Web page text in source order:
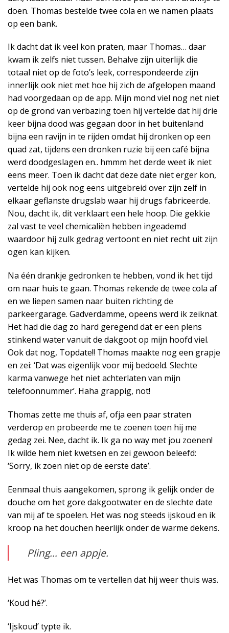
doen. Thomas bestelde twee cola en we namen plaats
op een bank.
Ik dacht dat ik veel kon praten, maar Thomas… daar
kwam ik zelfs niet tussen. Behalve zijn uiterlijk die
totaal niet op de foto’s leek, correspondeerde zijn
innerlijk ook niet met hoe hij zich de afgelopen maand
had voorgedaan op de app. Mijn mond viel nog net niet
op de grond van verbazing toen hij vertelde dat hij drie
keer bijna dood was gegaan door in het buitenland
bijna een ravijn in te rijden omdat hij dronken op een
quad zat, tijdens een dronken ruzie bij een café bijna
werd doodgeslagen en.. hmmm het derde weet ik niet
eens meer. Toen ik dacht dat deze date niet erger kon,
vertelde hij ook nog eens uitgebreid over zijn zelf in
elkaar geflanste drugslab waar hij drugs fabriceerde.
Nou, dacht ik, dit verklaart een hele hoop. Die gekkie
zal vast te veel chemicaliën hebben ingeademd
waardoor hij zulk gedrag vertoont en niet recht uit zijn
ogen kan kijken.
Na één drankje gedronken te hebben, vond ik het tijd
om naar huis te gaan. Thomas rekende de twee cola af
en we liepen samen naar buiten richting de
parkeergarage. Gadverdamme, opeens werd ik zeiknat.
Het had die dag zo hard geregend dat er een plens
stinkend water vanuit de dakgoot op mijn hoofd viel.
Ook dat nog, Topdate!! Thomas maakte nog een grapje
en zei: ‘Dat was eigenlijk voor mij bedoeld. Slechte
karma vanwege het niet achterlaten van mijn
telefoonnummer’. Haha grappig, not!
Thomas zette me thuis af, ofja een paar straten
verderop en probeerde me te zoenen toen hij me
gedag zei. Nee, dacht ik. Ik ga no way met jou zoenen!
Ik wilde hem niet kwetsen en zei gewoon beleefd:
‘Sorry, ik zoen niet op de eerste date’.
Eenmaal thuis aangekomen, sprong ik gelijk onder de
douche om het gore dakgootwater en de slechte date
van mij af te spoelen. Het was nog steeds ijskoud en ik
kroop na het douchen heerlijk onder de warme dekens.
Pling… een appje.
Het was Thomas om te vertellen dat hij weer thuis was.
‘Koud hé?’.
‘Ijskoud’ typte ik.